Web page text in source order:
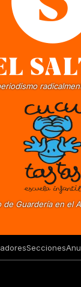
de Guardería en el
Secciones